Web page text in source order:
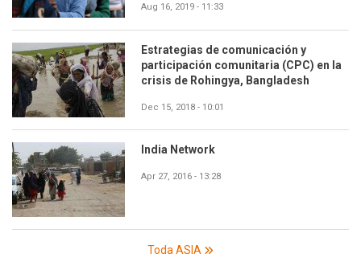
Aug 16, 2019 - 11:33
Estrategias de comunicación y
participación comunitaria (CPC) en la
crisis de Rohingya, Bangladesh
Dec 15, 2018 - 10:01
India Network
Apr 27, 2016 - 13:28
Toda ASIA